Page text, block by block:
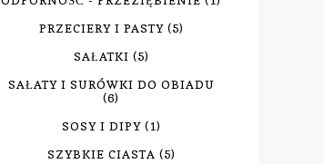
PRZECIERY I PASTY (5)
SAŁATKI (5)
SAŁATY I SURÓWKI DO OBIADU
(6)
SOSY I DIPY (1)
SZYBKIE CIASTA (5)